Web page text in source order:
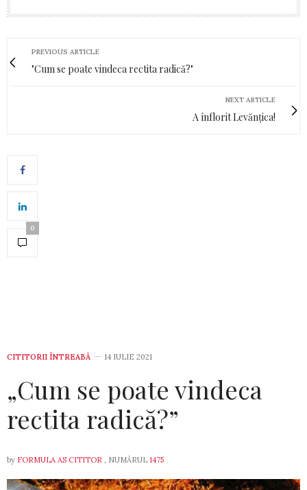
PREVIOUS ARTICLE
"Cum se poate vindeca rectita radică?"
NEXT ARTICLE
A înflorit Levănțica!
0
CITITORII ÎNTREABĂ 14 IULIE 2021
„Cum se poate vindeca
rectita radică?”
by FORMULA AS CITITOR , NUMĂRUL 1475